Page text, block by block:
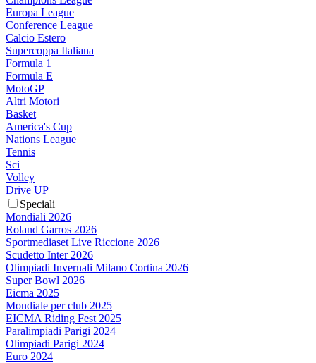
Europa League
Conference League
Calcio Estero
Supercoppa Italiana
Formula 1
Formula E
MotoGP
Altri Motori
Basket
America's Cup
Nations League
Tennis
Sci
Volley
Drive UP
Speciali
Mondiali 2026
Roland Garros 2026
Sportmediaset Live Riccione 2026
Scudetto Inter 2026
Olimpiadi Invernali Milano Cortina 2026
Super Bowl 2026
Eicma 2025
Mondiale per club 2025
EICMA Riding Fest 2025
Paralimpiadi Parigi 2024
Olimpiadi Parigi 2024
Euro 2024